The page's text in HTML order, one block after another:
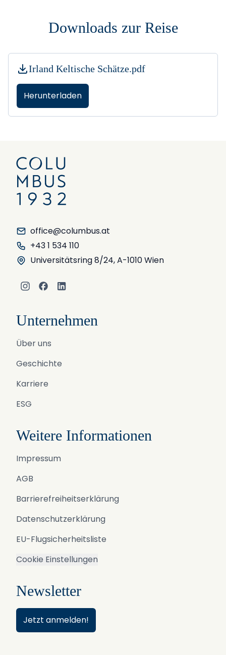
Downloads zur Reise
Irland Keltische Schätze.pdf
Herunterladen
office@columbus.at
+43 1 534 110
Universitätsring 8/24, A-1010 Wien
Instagram
Facebook
LinkedIn
Unternehmen
Über uns
Geschichte
Karriere
ESG
Weitere Informationen
Impressum
AGB
Barrierefreiheitserklärung
Datenschutzerklärung
EU-Flugsicherheitsliste
Cookie Einstellungen
Newsletter
Jetzt anmelden!